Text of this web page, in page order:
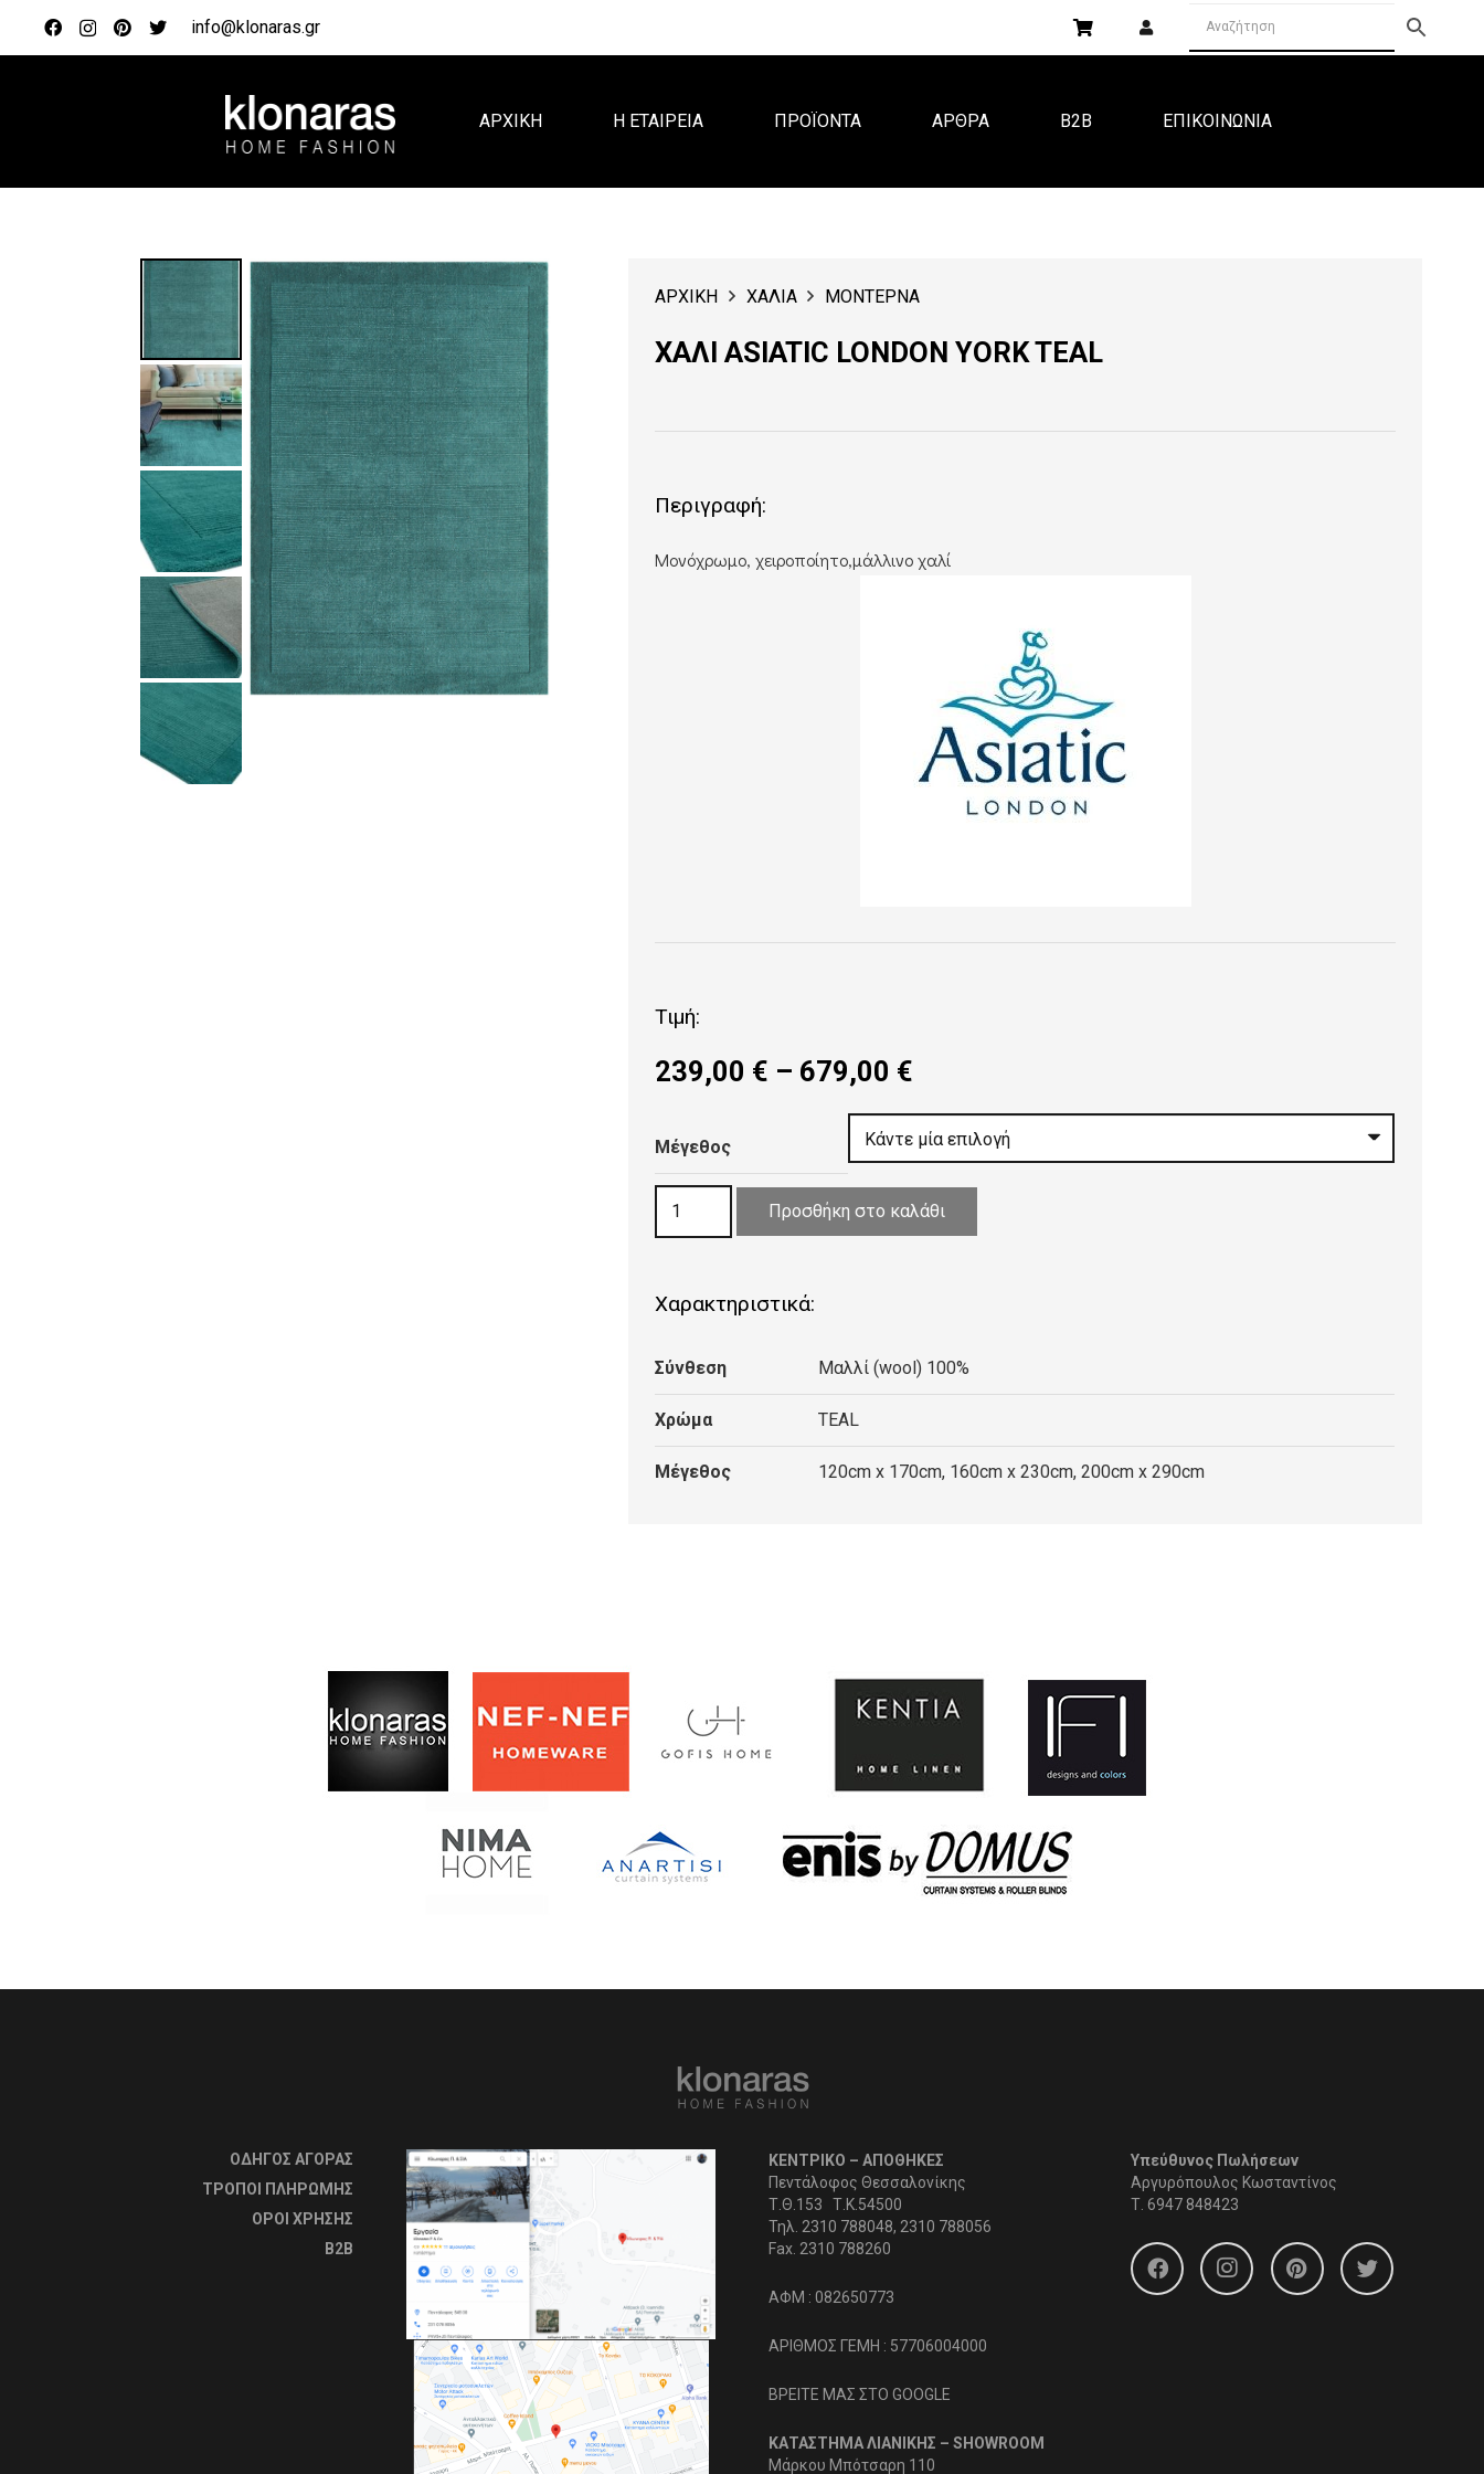
info@klonaras.gr
ΑΡΧΙΚΗ Η ΕΤΑΙΡΕΙΑ ΠΡΟΪΟΝΤΑ ΑΡΘΡΑ B2B ΕΠΙΚΟΙΝΩΝΙΑ
ΑΡΧΙΚΗ ΧΑΛΙΑ ΜΟΝΤΕΡΝΑ
ΧΑΛΙ ASIATIC LONDON YORK TEAL
Περιγραφή:
Μονόχρωμο, χειροποίητο,μάλλινο χαλί
Τιμή:
239,00 € – 679,00 €
239,00 €
through
679,00 €
Μέγεθος
TEAL
Προσθήκη στο καλάθι
Χαρακτηριστικά:
Σύνθεση Μαλλί (wool) 100%
Χρώμα TEAL
Μέγεθος 120cm x 170cm, 160cm x 230cm, 200cm x 290cm
ΟΔΗΓΟΣ ΑΓΟΡΑΣ
ΤΡΟΠΟΙ ΠΛΗΡΩΜΗΣ
OΡΟΙ ΧΡΗΣΗΣ
B2B
ΚΕΝΤΡΙΚΟ – ΑΠΟΘΗΚΕΣ
Πεντάλοφος Θεσσαλονίκης
Τ.Θ.153 Τ.Κ.54500
Τηλ. 2310 788048, 2310 788056
Fax. 2310 788260
ΑΦΜ : 082650773
ΑΡΙΘΜΟΣ ΓΕΜΗ : 57706004000
ΒΡΕΙΤΕ ΜΑΣ ΣΤΟ GOOGLE
ΚΑΤΑΣΤΗΜΑ ΛΙΑΝΙΚΗΣ – SHOWROOM
Μάρκου Μπότσαρη 110
Υπεύθυνος Πωλήσεων
Αργυρόπουλος Κωσταντίνος
Τ. 6947 848423